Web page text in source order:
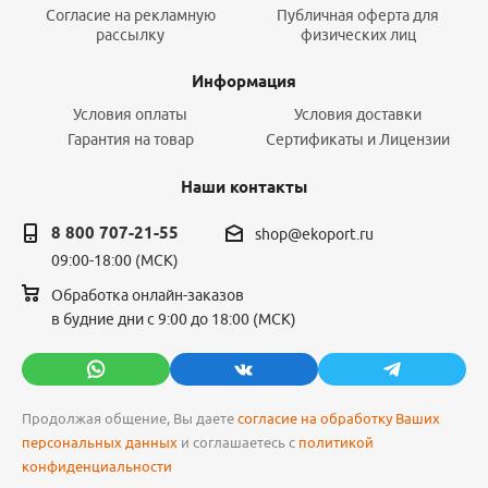
Согласие на рекламную
рассылку
Публичная оферта для
физических лиц
Информация
Условия оплаты
Условия доставки
Гарантия на товар
Сертификаты и Лицензии
Наши контакты
8 800 707-21-55
09:00-18:00 (МСК)
shop@ekoport.ru
Обработка онлайн-заказов
в будние дни с 9:00 до 18:00 (МСК)
Продолжая общение, Вы даете согласие на обработку Ваших
персональных данных и соглашаетесь с политикой
конфиденциальности